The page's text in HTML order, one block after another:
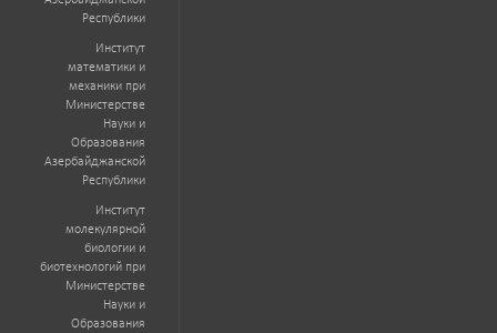
Республики
Институт
математики и
механики при
Министерстве
Науки и
Образования
Азербайджанской
Республики
Институт
молекулярной
биологии и
биотехнологий при
Министерстве
Науки и
Образования